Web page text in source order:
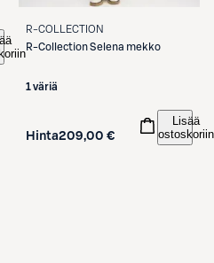
R-COLLECTION
R-CollectionSelena mekko
1 väriä
Hinta209,00 €
Lisää
ostoskoriin